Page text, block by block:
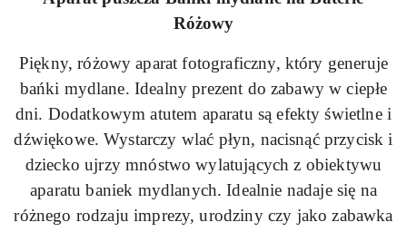
Różowy
Piękny, różowy aparat fotograficzny, który generuje
bańki mydlane. Idealny prezent do zabawy w ciepłe
dni. Dodatkowym atutem aparatu są efekty świetlne i
dźwiękowe. Wystarczy wlać płyn, nacisnąć przycisk i
dziecko ujrzy mnóstwo wylatujących z obiektywu
aparatu baniek mydlanych. Idealnie nadaje się na
różnego rodzaju imprezy, urodziny czy jako zabawka